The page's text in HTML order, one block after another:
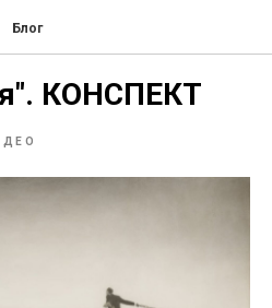
Блог
КОНСПЕКТ